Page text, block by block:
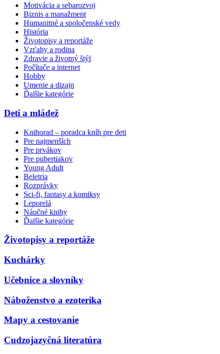
Motivácia a sebarozvoj
Biznis a manažment
Humanitné a spoločenské vedy
História
Životopisy a reportáže
Vzťahy a rodina
Zdravie a životný štýl
Počítače a internet
Hobby
Umenie a dizajn
Ďalšie kategórie
Deti a mládež
Knihorad – poradca kníh pre deti
Pre najmenších
Pre prvákov
Pre pubertiakov
Young Adult
Beletria
Rozprávky
Sci-fi, fantasy a komiksy
Leporelá
Náučné knihy
Ďalšie kategórie
Životopisy a reportáže
Kuchárky
Učebnice a slovníky
Náboženstvo a ezoterika
Mapy a cestovanie
Cudzojazyčná literatúra